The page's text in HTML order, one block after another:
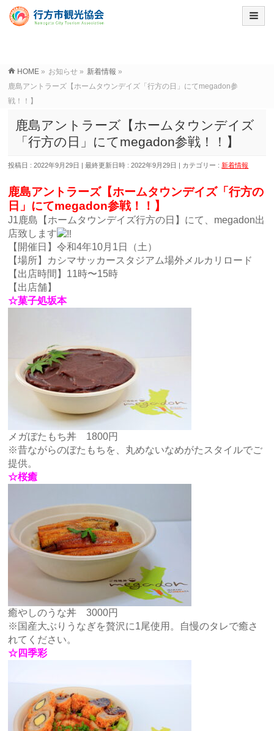
HOME » お知らせ » 新着情報 »
鹿島アントラーズ【ホームタウンデイズ「行方の日」にてmegadon参
戦！！】
鹿島アントラーズ【ホームタウンデイズ
「行方の日」にてmegadon参戦！！】
投稿日 : 2022年9月29日 最終更新日時 : 2022年9月29日 カテゴリー : 新着情報
鹿島アントラーズ【ホームタウンデイズ「行方の
日」にてmegadon参戦！！】
J1鹿島【ホームタウンデイズ行方の日】にて、megadon出
店致します
【開催日】令和4年10月1日（土）
【場所】カシマサッカースタジアム場外メルカリロード
【出店時間】11時〜15時
【出店舗】
☆菓子処坂本
メガぼたもち丼 1800円
※昔ながらのぼたもちを、丸めないなめがたスタイルでご
提供。
☆桜癒
癒やしのうな丼 3000円
※国産大ぶりうなぎを贅沢に1尾使用。自慢のタレで癒さ
れてください。
☆四季彩